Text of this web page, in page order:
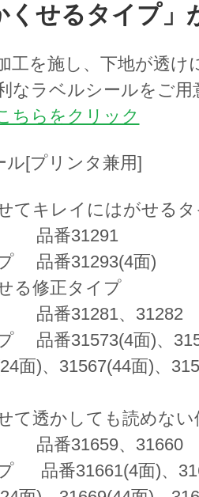
くせるタイプ
工を施し、下地が透け
なラベルシールをご
ちらをクリック
ル[プリンタ兼用]
てキレイにはがせる
品番31291
品番31293(4面)
る修正タイプ
品番31281、31282
品番31573(4面)、
面)、31567(44面)、
て透かしても読めない
品番31659、31660
品番31661(4面)、